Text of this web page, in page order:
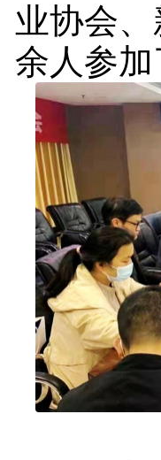
业协会
余人参加